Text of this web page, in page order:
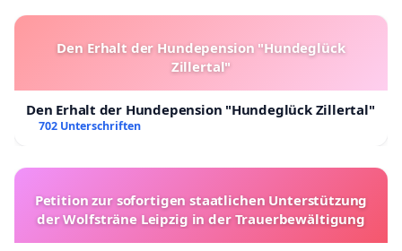
Den Erhalt der Hundepension "Hundeglück
Zillertal"
Den Erhalt der Hundepension "Hundeglück Zillertal"
702 Unterschriften
Petition zur sofortigen staatlichen Unterstützung
der Wolfsträne Leipzig in der Trauerbewältigung